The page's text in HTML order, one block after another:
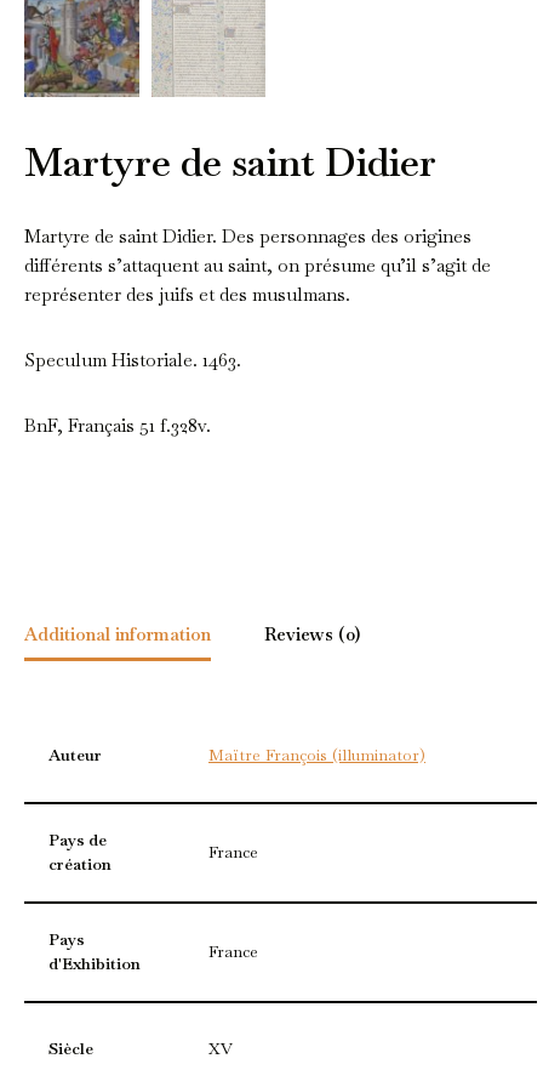
Martyre de saint Didier
Martyre de saint Didier. Des personnages des origines
différents s’attaquent au saint, on présume qu’il s’agit de
représenter des juifs et des musulmans.
Speculum Historiale. 1463.
BnF, Français 51 f.328v.
Additional information Reviews (0)
Auteur Maïtre François (illuminator)
Pays de
création
France
Pays
d'Exhibition
France
Siècle XV